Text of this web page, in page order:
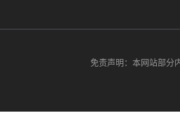
免责声明：本网站部分